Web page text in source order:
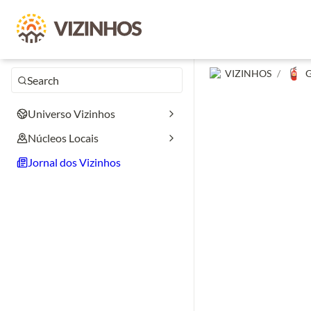
Search
Universo Vizinhos
Núcleos Locais
Jornal dos Vizinhos
VIZINHOS / 🧯